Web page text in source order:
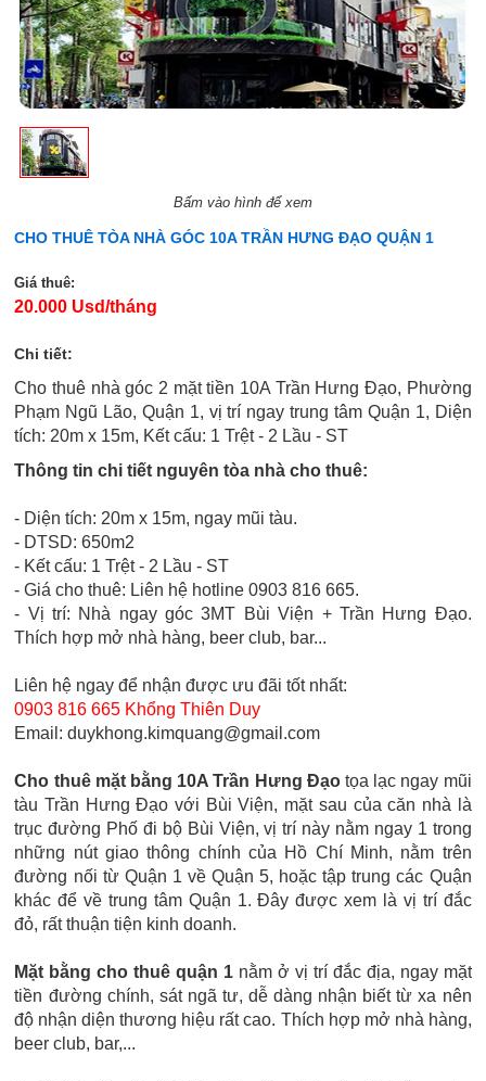
Bấm vào hình để xem
CHO THUÊ TÒA NHÀ GÓC 10A TRẦN HƯNG ĐẠO QUẬN 1
Giá thuê:
20.000 Usd/tháng
Chi tiết:
Cho thuê nhà góc 2 mặt tiền 10A Trần Hưng Đạo, Phường
Phạm Ngũ Lão, Quận 1, vị trí ngay trung tâm Quận 1, Diện
tích: 20m x 15m, Kết cấu: 1 Trệt - 2 Lầu - ST
Thông tin chi tiết nguyên tòa nhà cho thuê:
- Diện tích: 20m x 15m, ngay mũi tàu.
- DTSD: 650m2
- Kết cấu: 1 Trệt - 2 Lầu - ST
- Giá cho thuê: Liên hệ hotline 0903 816 665.
- Vị trí: Nhà ngay góc 3MT Bùi Viện + Trần Hưng Đạo.
Thích hợp mở nhà hàng, beer club, bar...
Liên hệ ngay để nhận được ưu đãi tốt nhất:
0903 816 665 Khổng Thiên Duy
Email: duykhong.kimquang@gmail.com
Cho thuê mặt bằng 10A Trần Hưng Đạotọa lạc ngay mũi
tàu Trần Hưng Đạo với Bùi Viện, mặt sau của căn nhà là
trục đường Phố đi bộ Bùi Viện, vị trí này nằm ngay 1 trong
những nút giao thông chính của Hồ Chí Minh, nằm trên
đường nối từ Quận 1 về Quận 5, hoặc tập trung các Quận
khác để về trung tâm Quận 1. Đây được xem là vị trí đắc
đỏ, rất thuận tiện kinh doanh.
Mặt bằng cho thuê quận 1 nằm ở vị trí đắc địa, ngay mặt
tiền đường chính, sát ngã tư, dễ dàng nhận biết từ xa nên
độ nhận diện thương hiệu rất cao. Thích hợp mở nhà hàng,
beer club, bar,...